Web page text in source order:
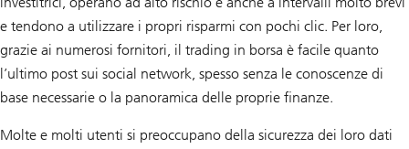
e tendono a utilizzare i propri risparmi con pochi clic. Per loro,
grazie ai numerosi fornitori, il trading in borsa è facile quanto
l’ultimo post sui social network, spesso senza le conoscenze di
base necessarie o la panoramica delle proprie finanze.
Molte e molti utenti si preoccupano della sicurezza dei loro dati